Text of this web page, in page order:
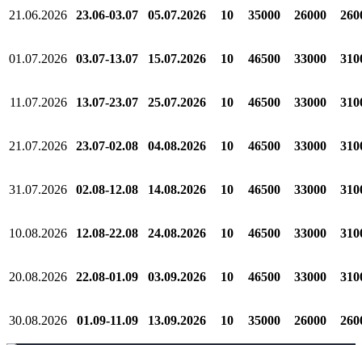
21.06.2026 23.06-03.07 05.07.2026 10 35000 26000
01.07.2026 03.07-13.07 15.07.2026 10 46500 33000
11.07.2026 13.07-23.07 25.07.2026 10 46500 33000
21.07.2026 23.07-02.08 04.08.2026 10 46500 33000
31.07.2026 02.08-12.08 14.08.2026 10 46500 33000
10.08.2026 12.08-22.08 24.08.2026 10 46500 33000
20.08.2026 22.08-01.09 03.09.2026 10 46500 33000
30.08.2026 01.09-11.09 13.09.2026 10 35000 26000